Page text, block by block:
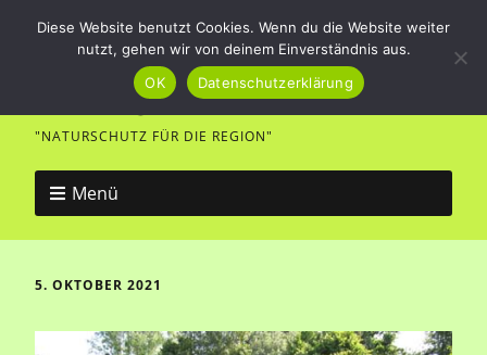
Vogel- und Naturfreunde
Merklingen
"NATURSCHUTZ FÜR DIE REGION"
Menü
5. OKTOBER 2021
Diese Website benutzt Cookies. Wenn du die Website weiter
nutzt, gehen wir von deinem Einverständnis aus.
OK
Datenschutzerklärung